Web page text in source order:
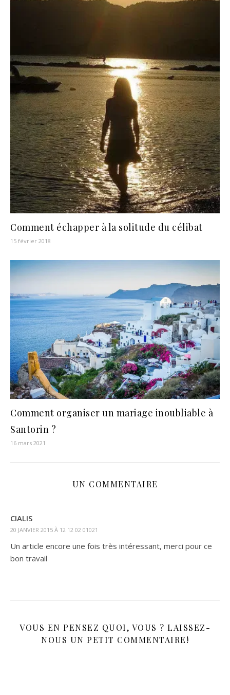
Comment échapper à la solitude du célibat
15 février 2018
Comment organiser un mariage inoubliable à
Santorin ?
16 mars 2021
UN COMMENTAIRE
CIALIS
20 JANVIER 2015 À 12 12 02 01021
Un article encore une fois très intéressant, merci pour ce
bon travail
VOUS EN PENSEZ QUOI, VOUS ? LAISSEZ-
NOUS UN PETIT COMMENTAIRE!